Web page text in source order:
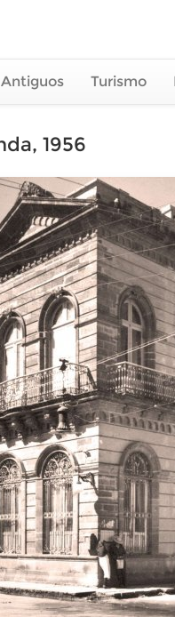
Turismo
1956